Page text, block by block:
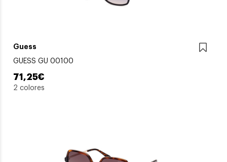
Guess
GUESS GU 00100
71,25€
2 colores